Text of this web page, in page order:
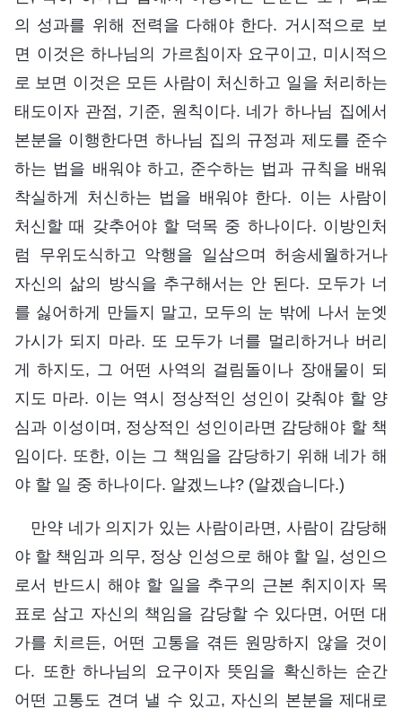
의 성과를 위해 전력을 다해야 한다. 거시적으로 보
면 이것은 하나님의 가르침이자 요구이고, 미시적으
로 보면 이것은 모든 사람이 처신하고 일을 처리하는
태도이자 관점, 기준, 원칙이다. 네가 하나님 집에서
본분을 이행한다면 하나님 집의 규정과 제도를 준수
하는 법을 배워야 하고, 준수하는 법과 규칙을 배워
착실하게 처신하는 법을 배워야 한다. 이는 사람이
처신할 때 갖추어야 할 덕목 중 하나이다. 이방인처
럼 무위도식하고 악행을 일삼으며 허송세월하거나
자신의 삶의 방식을 추구해서는 안 된다. 모두가 너
를 싫어하게 만들지 말고, 모두의 눈 밖에 나서 눈엣
가시가 되지 마라. 또 모두가 너를 멀리하거나 버리
게 하지도, 그 어떤 사역의 걸림돌이나 장애물이 되
지도 마라. 이는 역시 정상적인 성인이 갖춰야 할 양
심과 이성이며, 정상적인 성인이라면 감당해야 할 책
임이다. 또한, 이는 그 책임을 감당하기 위해 네가 해
야 할 일 중 하나이다. 알겠느냐? (알겠습니다.)
만약 네가 의지가 있는 사람이라면, 사람이 감당해
야 할 책임과 의무, 정상 인성으로 해야 할 일, 성인으
로서 반드시 해야 할 일을 추구의 근본 취지이자 목
표로 삼고 자신의 책임을 감당할 수 있다면, 어떤 대
가를 치르든, 어떤 고통을 겪든 원망하지 않을 것이
다. 또한 하나님의 요구이자 뜻임을 확신하는 순간
어떤 고통도 견뎌 낼 수 있고, 자신의 본분을 제대로